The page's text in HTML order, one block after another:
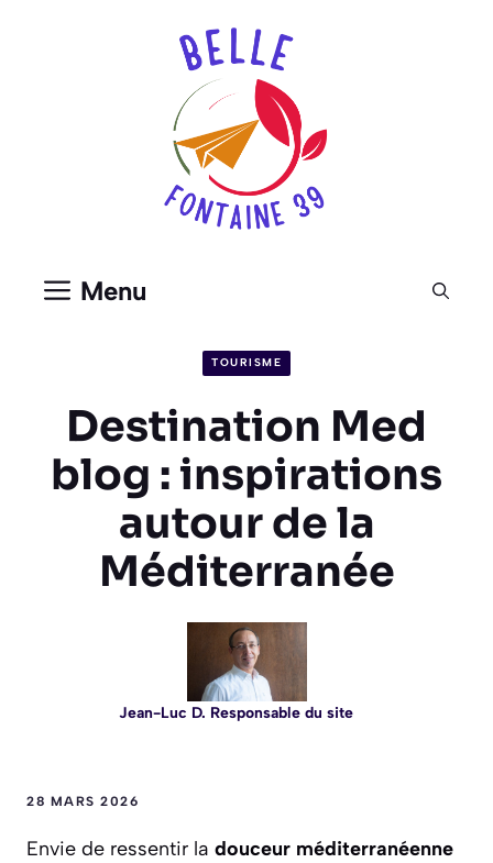
Menu
TOURISME
Destination Med
blog : inspirations
autour de la
Méditerranée
Jean-Luc D. Responsable du site
28 MARS 2026
Envie de ressentir la douceur méditerranéenne